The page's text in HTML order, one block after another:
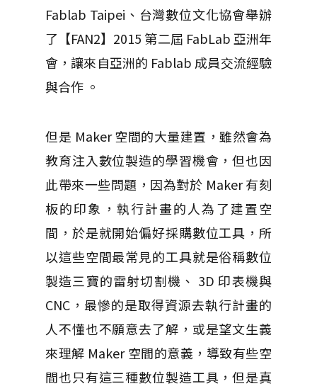
Fablab Taipei、台灣數位文化協會舉辦
了【FAN2】2015 第二屆 FabLab 亞洲年
會，讓來自亞洲的 Fablab 成員交流經驗
與合作 。
但是 Maker 空間的大量建置，雖然會為
教育注入數位製造的學習機會，但也因
此帶來一些問題，因為對於 Maker 有刻
板的印象，執行計畫的人為了建置空
間，於是就開始偏好採購數位工具，所
以這些空間最常見的工具就是俗稱數位
製造三寶的雷射切割機、 3D 印表機與
CNC，最慘的是取得資源去執行計畫的
人不懂也不願意去了解，或是望文生義
來理解 Maker 空間的意義，導致有些空
間也只有這三種數位製造工具，但是真